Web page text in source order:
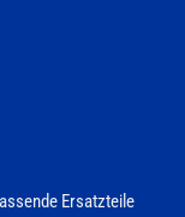
Ersatzteile